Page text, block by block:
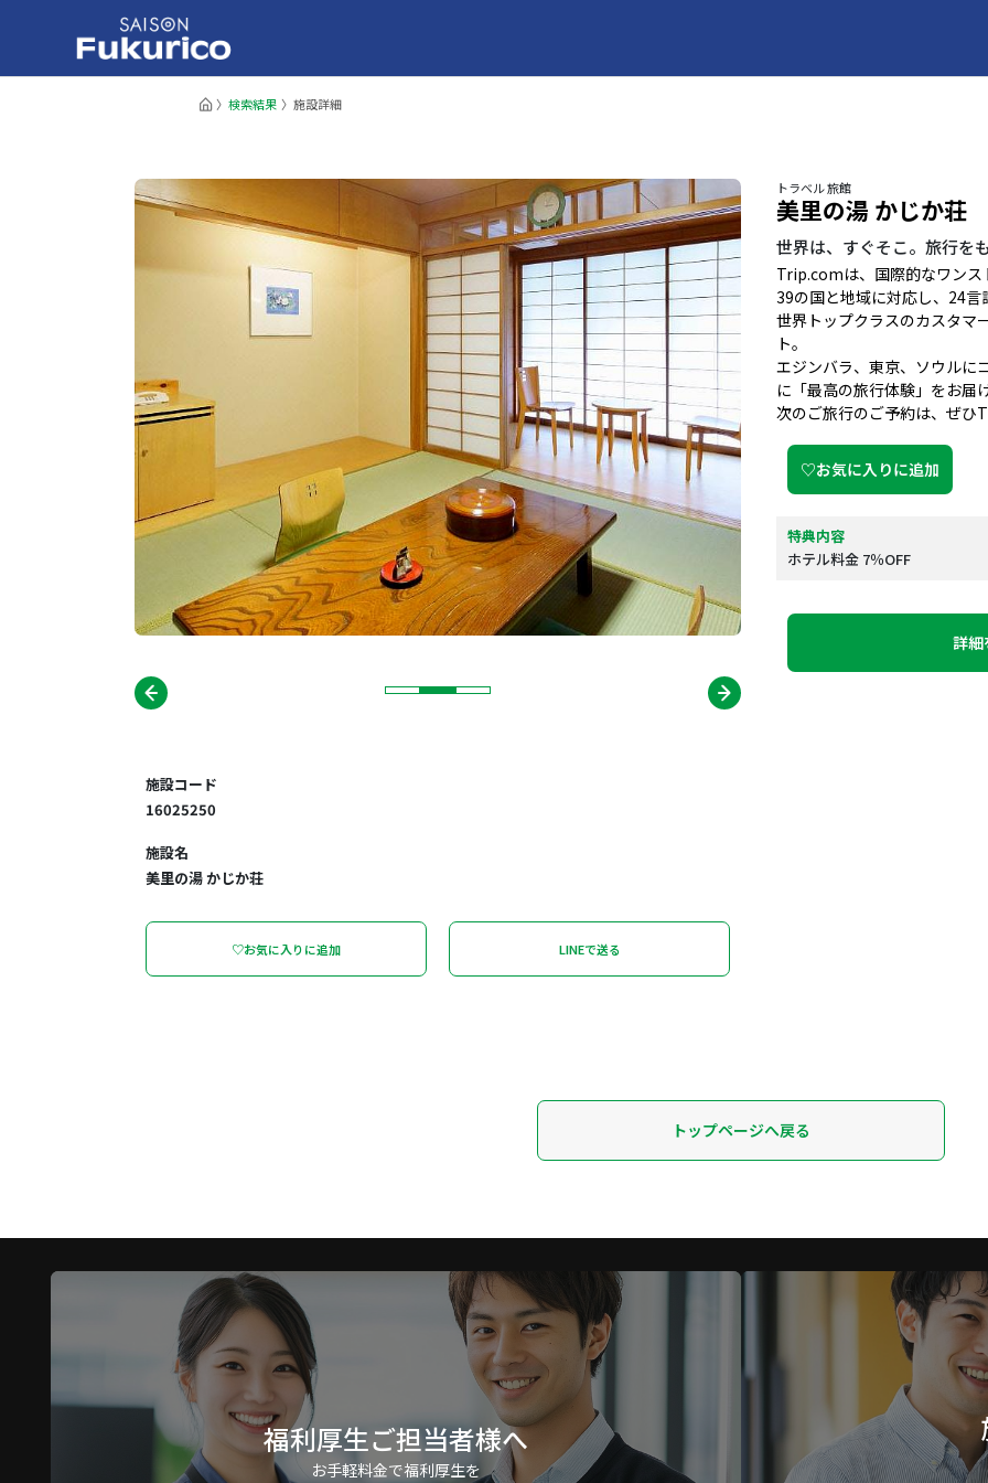
検索結果 施設詳細
トラベル 旅館
美里の湯 かじか荘
世界は、すぐそこ。旅行を
Trip.comは、国際的なワンス
39の国と地域に対応し、24
世界トップクラスのカスタマ
ト。
エジンバラ、東京、ソウルに
に「最高の旅行体験」をお届
次のご旅行のご予約は、ぜ
♡お気に入りに追加
特典内容
ホテル料金 7％OFF
詳細
施設コード
16025250
施設名
美里の湯 かじか荘
♡お気に入りに追加 LINEで送る
トップページへ戻る
福利厚生ご担当者様へ
お手軽料金で福利厚生を